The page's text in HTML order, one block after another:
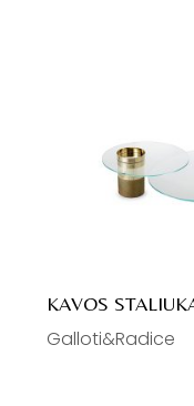
KAVOS
Galloti&Radice